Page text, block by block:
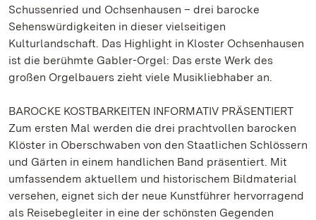
Schussenried und Ochsenhausen – drei barocke
Sehenswürdigkeiten in dieser vielseitigen
Kulturlandschaft. Das Highlight in Kloster Ochsenhausen
ist die berühmte Gabler-Orgel: Das erste Werk des
großen Orgelbauers zieht viele Musikliebhaber an.
BAROCKE KOSTBARKEITEN INFORMATIV PRÄSENTIERT
Zum ersten Mal werden die drei prachtvollen barocken
Klöster in Oberschwaben von den Staatlichen Schlössern
und Gärten in einem handlichen Band präsentiert. Mit
umfassendem aktuellem und historischem Bildmaterial
versehen, eignet sich der neue Kunstführer hervorragend
als Reisebegleiter in eine der schönsten Gegenden